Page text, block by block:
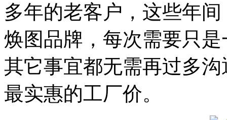
多年的老客户，这些年
焕图品牌，每次需要只
其它事宜都无需再过多
最实惠的工厂价。